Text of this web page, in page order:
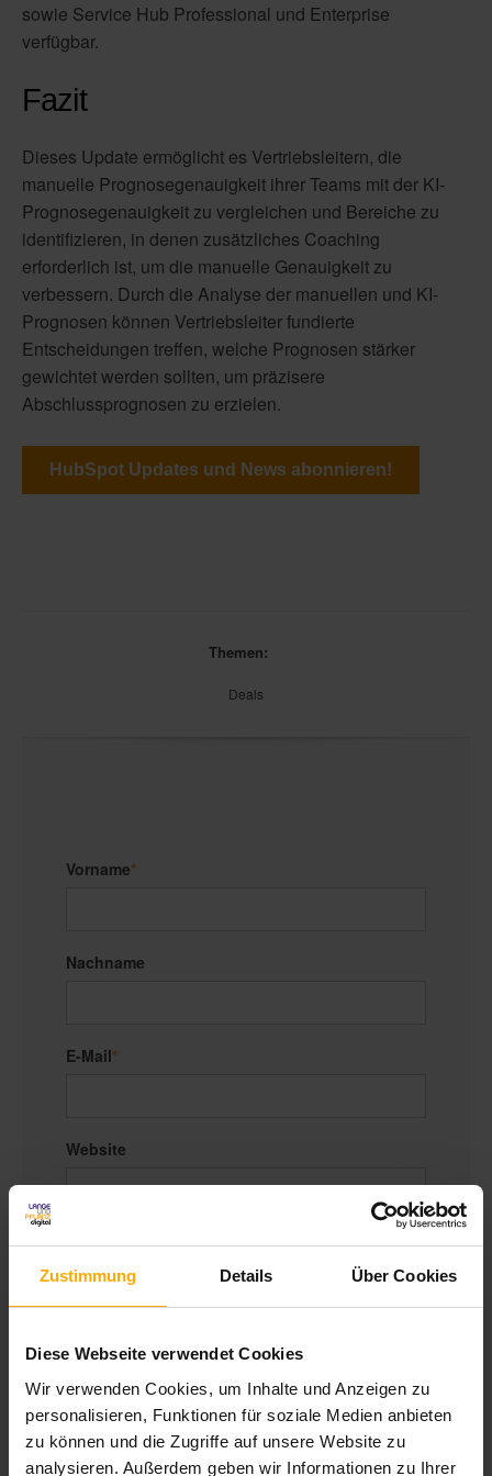
Zustimmung Details Über Cookies
Diese Webseite verwendet Cookies
Wir verwenden Cookies, um Inhalte und Anzeigen zu
personalisieren, Funktionen für soziale Medien anbieten
zu können und die Zugriffe auf unsere Website zu
analysieren. Außerdem geben wir Informationen zu Ihrer
sowie Service Hub Professional und Enterprise
verfügbar.
Fazit
Dieses Update ermöglicht es Vertriebsleitern, die
manuelle Prognosegenauigkeit ihrer Teams mit der KI-
Prognosegenauigkeit zu vergleichen und Bereiche zu
identifizieren, in denen zusätzliches Coaching
erforderlich ist, um die manuelle Genauigkeit zu
verbessern. Durch die Analyse der manuellen und KI-
Prognosen können Vertriebsleiter fundierte
Entscheidungen treffen, welche Prognosen stärker
gewichtet werden sollten, um präzisere
Abschlussprognosen zu erzielen.
HubSpot Updates und News abonnieren!
Themen:
Deals
Vorname*
Nachname
E-Mail*
Website
Kommentar*
Um mit Ihnen zu kommunizieren und die